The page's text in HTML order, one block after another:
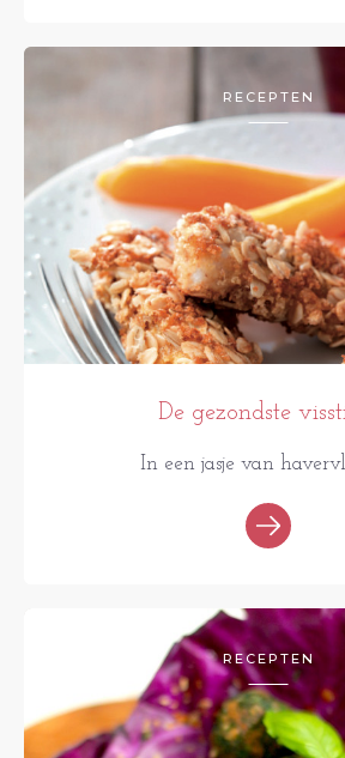
RECEPTEN
De gezondste
In een jasje van
RECEPTEN